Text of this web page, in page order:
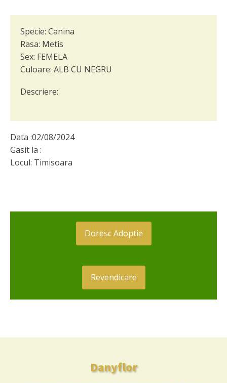
Specie: Canina
Rasa: Metis
Sex: FEMELA
Culoare: ALB CU NEGRU
Descriere:
Data :02/08/2024
Gasit la :
Locul: Timisoara
Doresc Adoptie
Revendicare
Danyflor